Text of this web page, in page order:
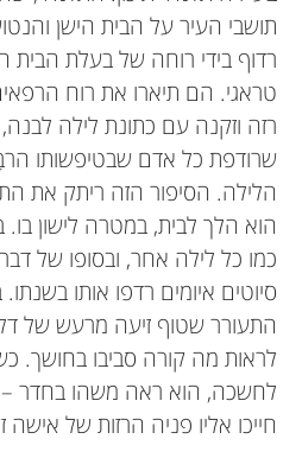
תושבי העיר על הבית הישן
רדוף בידי רוחה של בעלת
טראגי. הם תיארו את רוח
רזה וזקנה עם כתונת לילה
שרודפת כל אדם שבטיפשותו
הלילה. הסיפור הזה ריתק את
הוא הלך לבית, במטרה לישון
כמו כל לילה אחר, ובסופו של
סיוטים איומים רדפו אותו
התעורר שטוף זיעה מרעש של
לראות מה קורה סביבו בחושך.
לחשכה, הוא ראה משהו בחדר
חייכו אליו פניה הרזות של אישה